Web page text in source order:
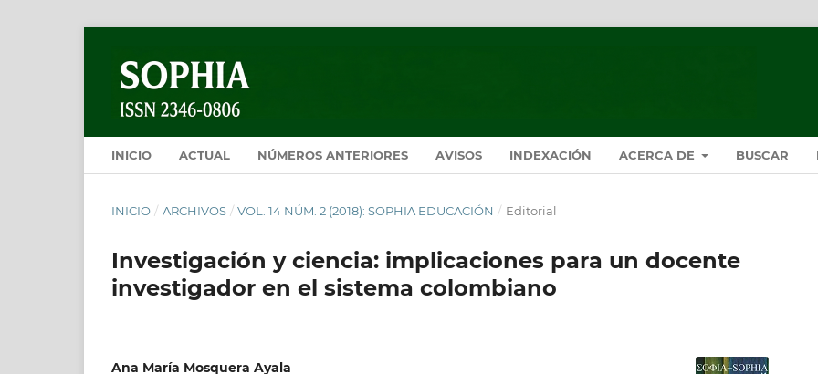
INICIO ACTUAL NÚMEROS ANTERIORES AVISOS INDEXACIÓN ACERCA DE BUSCAR
INICIO / ARCHIVOS / VOL. 14 NÚM. 2 (2018): SOPHIA EDUCACIÓN / Editorial
Investigación y ciencia: implicaciones para un docente
investigador en el sistema colombiano
Ana María Mosquera Ayala